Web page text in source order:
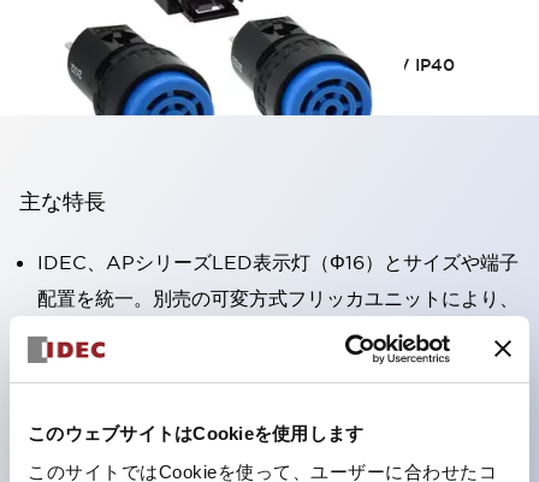
このウェブサイトはCookieを使用します
このサイトではCookieを使って、ユーザーに合わせたコ
UZ6形ブザー
Φ16 ブザー 連続音/断続音が可能 DC12V、DC24V IP40
主な特長
IDEC、APシリーズLED表示灯（Φ16）とサイズや端子
配置を統一。別売の可変方式フリッカユニットにより、
約30～600回/分の断続吹鳴も可能。
フリッカユニットの装着は、ブザーユニットの後部へワ